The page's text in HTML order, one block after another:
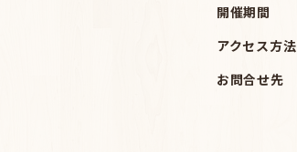
開催期間
アクセス方法
お問合せ先